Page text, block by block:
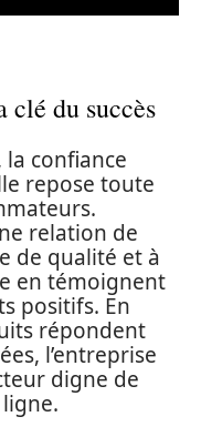
du succès
la confiance
repose toute
relation de
de qualité et à
en témoignent
positifs. En
répondent
l’entreprise
digne de